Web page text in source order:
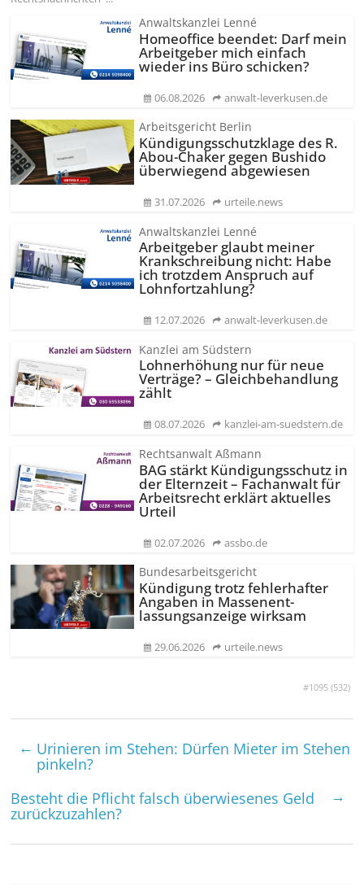
#1095 (532)
Anwaltskanzlei Lenné
Homeoffice beendet: Darf mein
Arbeitgeber mich einfach
wieder ins Büro schicken?
06.08.2026 anwalt-leverkusen.de
Arbeitsgericht Berlin
Kündigungs­schutzklage des R.
Abou-Chaker gegen Bushido
überwiegend abgewiesen
31.07.2026 urteile.news
Anwaltskanzlei Lenné
Arbeitgeber glaubt meiner
Krankschreibung nicht: Habe
ich trotzdem Anspruch auf
Lohnfortzahlung?
12.07.2026 anwalt-leverkusen.de
Kanzlei am Südstern
Lohnerhöhung nur für neue
Verträge? – Gleichbehandlung
zählt
08.07.2026 kanzlei-am-suedstern.de
Rechtsanwalt Aßmann
BAG stärkt Kündigungsschutz in
der Elternzeit – Fachanwalt für
Arbeitsrecht erklärt aktuelles
Urteil
02.07.2026 assbo.de
Bundesarbeitsgericht
Kündigung trotz fehlerhafter
Angaben in Massenent­
lassungsanzeige wirksam
29.06.2026 urteile.news
← Urinieren im Stehen: Dürfen Mieter im Stehen
pinkeln?
Besteht die Pflicht falsch überwiesenes Geld
zurück­zuzahlen?
→